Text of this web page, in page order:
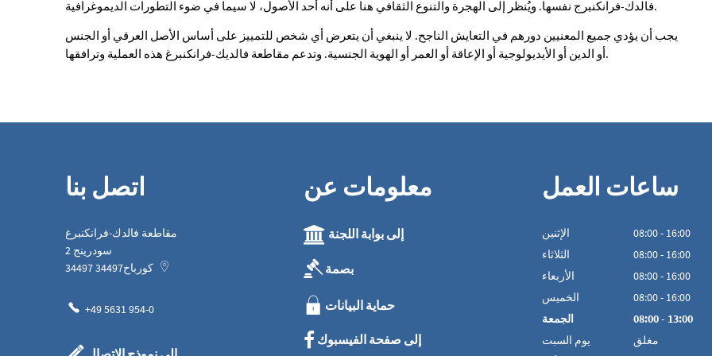
الترحيب
بالضيوف
فالدك-فرانكنبرج نفسها. ويُنظر إلى الهجرة والتنوع الثقافي هنا على أنه أحد الأصول، لا سيما في ضوء التطورات الديموغرافية.
يجب أن يؤدي جميع المعنيين دورهم في التعايش الناجح. لا ينبغي أن يتعرض أي شخص للتمييز على أساس الأصل العرقي أو الجنس
أو الدين أو الأيديولوجية أو الإعاقة أو العمر أو الهوية الجنسية. وتدعم مقاطعة فالديك-فرانكنبرغ هذه العملية وترافقها.
اتصل بنا
مقاطعة فالدك-فرانكنبرغ
سودرينج 2
34497
كورباخ34497
+49 5631 954-0
معلومات عن
إلى بوابة اللجنة
بصمة
حماية البيانات
إلى صفحة الفيسبوك
ساعات العمل
الإثنين 08:00- 16:00
الثلاثاء 08:00- 16:00
الأربعاء 08:00- 16:00
الخميس 08:00- 16:00
الجمعة 08:00- 13:00
يوم السبت
مغلق